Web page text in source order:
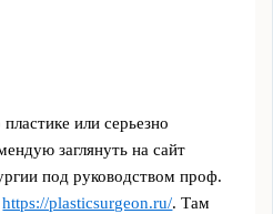
или серьезно
заглянуть на сайт
под руководством проф.
https://plasticsurgeon.ru/. Там